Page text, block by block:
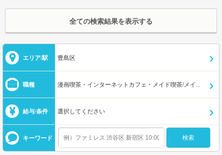
全ての検索結果を表示する
エリア/駅 豊島区
職種
給与/条件 選択してください
キーワード